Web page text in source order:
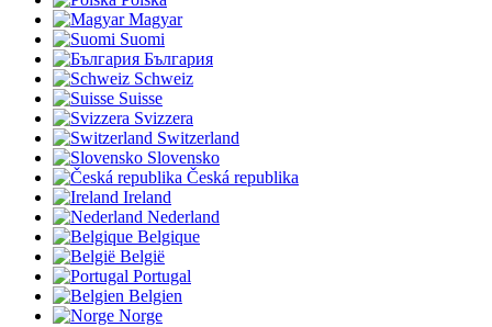
Magyar
Suomi
България
Schweiz
Suisse
Svizzera
Switzerland
Slovensko
Česká republika
Ireland
Nederland
Belgique
België
Portugal
Belgien
Norge